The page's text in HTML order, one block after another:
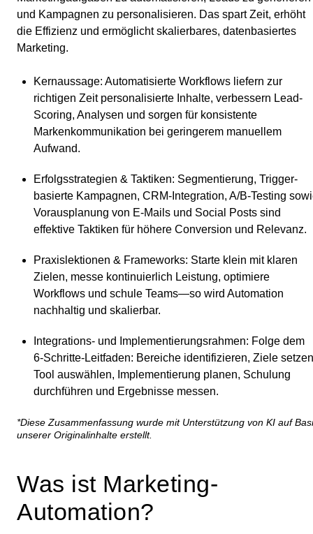
und Kampagnen zu personalisieren. Das spart Zeit, erhöht
die Effizienz und ermöglicht skalierbares, datenbasiertes
Marketing.
Kernaussage: Automatisierte Workflows liefern zur
richtigen Zeit personalisierte Inhalte, verbessern Lead-
Scoring, Analysen und sorgen für konsistente
Markenkommunikation bei geringerem manuellem
Aufwand.
Erfolgsstrategien & Taktiken: Segmentierung, Trigger-
basierte Kampagnen, CRM-Integration, A/B-Testing
Vorausplanung von E‑Mails und Social Posts sind
effektive Taktiken für höhere Conversion und Relevanz.
Praxislektionen & Frameworks: Starte klein mit klaren
Zielen, messe kontinuierlich Leistung, optimiere
Workflows und schule Teams—so wird Automation
nachhaltig und skalierbar.
Integrations- und Implementierungsrahmen: Folge dem
6‑Schritte‑Leitfaden: Bereiche identifizieren, Ziele
Tool auswählen, Implementierung planen, Schulung
durchführen und Ergebnisse messen.
*Diese Zusammenfassung wurde mit Unterstützung von KI auf
unserer Originalinhalte erstellt.
Was ist Marketing-
Automation?